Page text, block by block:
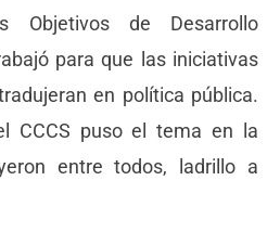
Objetivos de Desarrollo
para que las iniciativas
en política pública.
CCCS puso el tema en la
entre todos, ladrillo a